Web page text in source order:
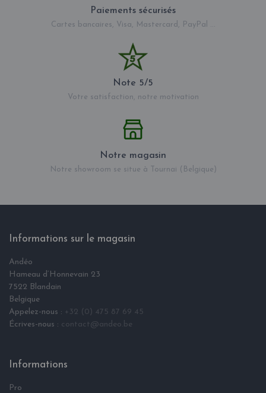
Paiements sécurisés
Cartes bancaires, Visa, Mastercard, PayPal ...
Note 5/5
Votre satisfaction, notre motivation
Notre magasin
Notre showroom se situe à Tournai (Belgique)
Informations sur le magasin
Andéo
Hameau d‘Honnevain 23
7522 Blandain
Belgique
Appelez-nous : +32 (0) 475 87 69 45
Écrives-nous : contact@andeo.be
Informations
Pro